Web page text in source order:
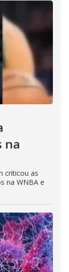
na
criticou as
na WNBA e